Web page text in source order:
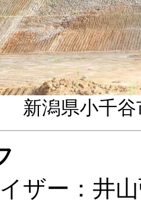
新潟県小千
ザー：井